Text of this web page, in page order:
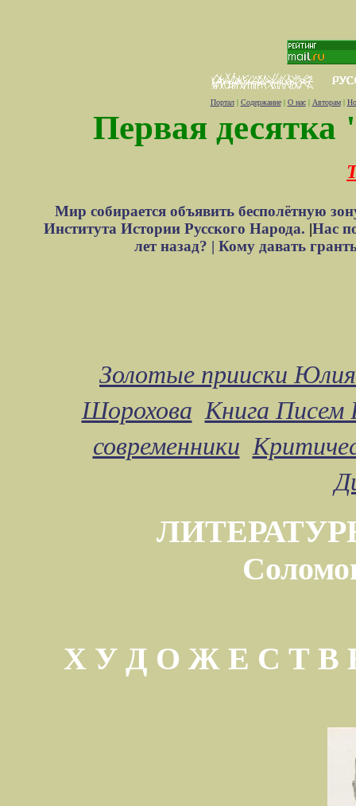
Портал| Содержание| О нас| Авторам|
Первая десятка
Мир собирается объявить бесполётную
Института Истории Русского Народа. |Нас
лет назад? | Кому давать
Золотые прииски
Шорохова Книга Писем
современники
Х У Д О Ж Е С Т